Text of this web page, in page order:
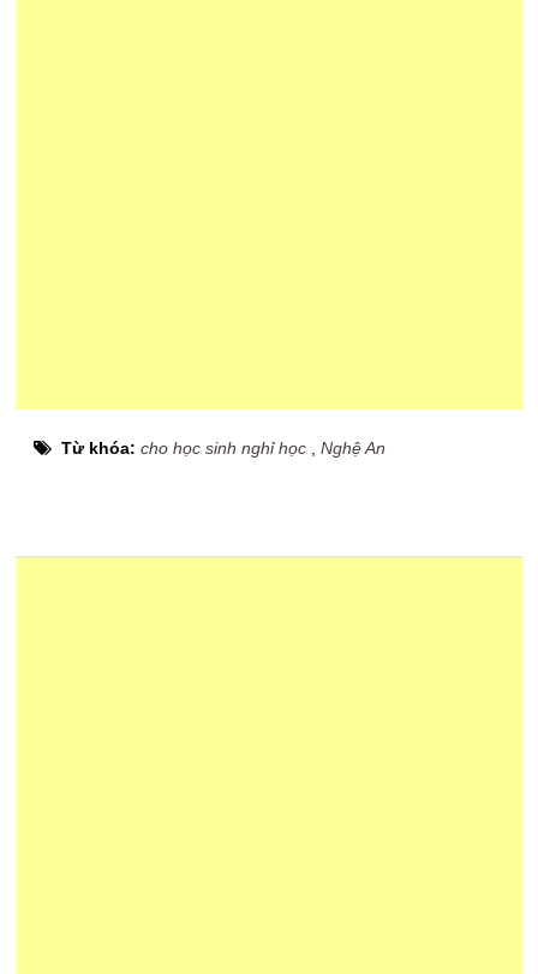
Từ khóa:cho học sinh nghỉ học ,Nghệ An